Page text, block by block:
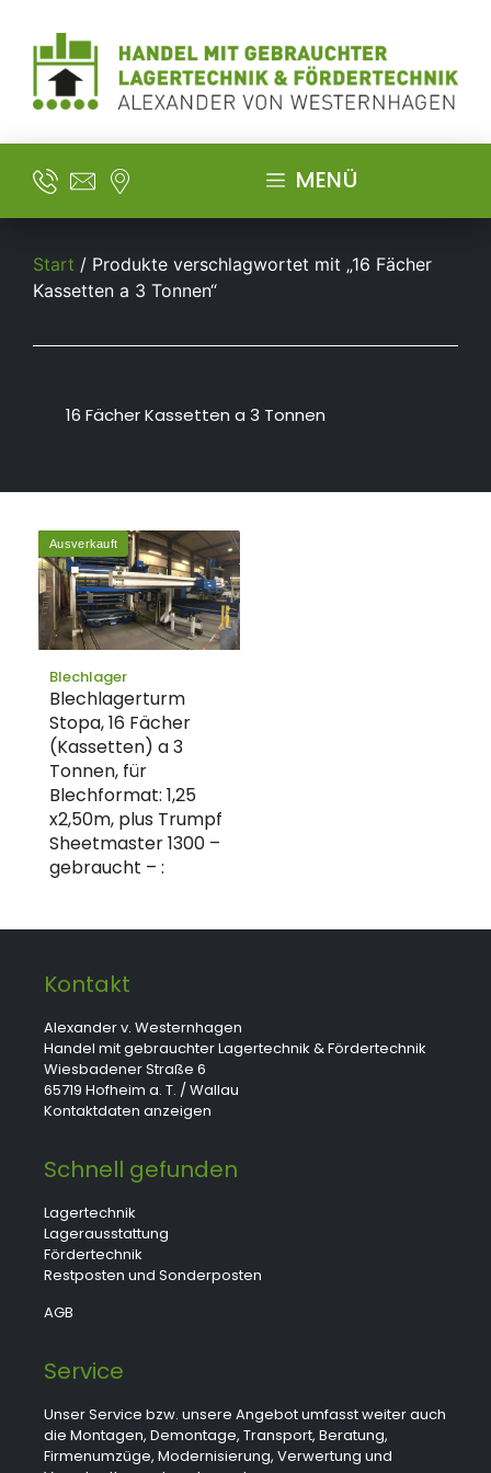
MENÜ
Start / Produkte verschlagwortet mit „16 Fächer
Kassetten a 3 Tonnen“
16 Fächer Kassetten a 3 Tonnen
Ausverkauft
Blechlager
Blechlagerturm
Stopa, 16 Fächer
(Kassetten) a 3
Tonnen, für
Blechformat: 1,25
x2,50m, plus Trumpf
Sheetmaster 1300 –
gebraucht – :
Kontakt
Alexander v. Westernhagen
Handel mit gebrauchter Lagertechnik & Fördertechnik
Wiesbadener Straße 6
65719 Hofheim a. T. / Wallau
Kontaktdaten anzeigen
Schnell gefunden
Lagertechnik
Lagerausstattung
Fördertechnik
Restposten und Sonderposten
AGB
Service
Unser Service bzw. unsere Angebot umfasst weiter auch
die Montagen, Demontage, Transport, Beratung,
Firmenumzüge, Modernisierung, Verwertung und